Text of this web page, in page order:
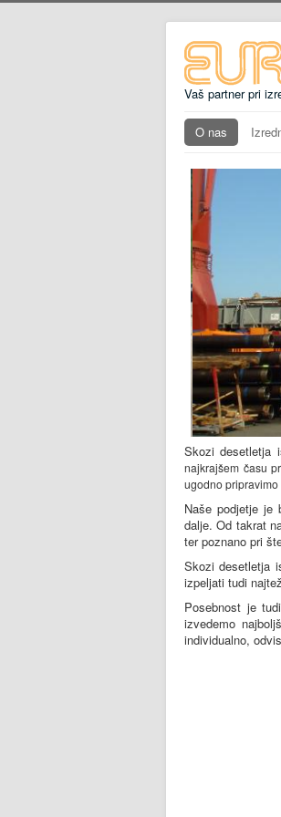
Vaš partner pri
O nas
Skozi desetletja
najkrajšem času
ugodno pripravimo
Naše podjetje je
dalje. Od takrat
ter poznano pri
Skozi desetletja
izpeljati tudi
Posebnost je
izvedemo
individualno,